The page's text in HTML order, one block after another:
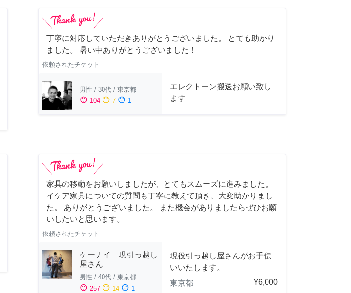
丁寧に対応していただきありがとうございました。 とても助かり
ました。 暑い中ありがとうございました！
依頼されたチケット
男性 / 30代 / 東京都
sentiment_satisfied 104 sentiment_neutral 7 sentiment_dissatisfied 1
エレクトーン搬送お願い致し
ます
家具の移動をお願いしましたが、とてもスムーズに進みました。
イケア家具についての質問も丁寧に教えて頂き、大変助かりまし
た。 ありがとうございました。 また機会がありましたらぜひお願
いしたいと思います。
依頼されたチケット
ケーナイ 現引っ越し
屋さん
男性 / 40代 / 東京都
sentiment_satisfied 257 sentiment_neutral 14 sentiment_dissatisfied 1
現役引っ越し屋さんがお手伝
いいたします。
東京都
¥6,000